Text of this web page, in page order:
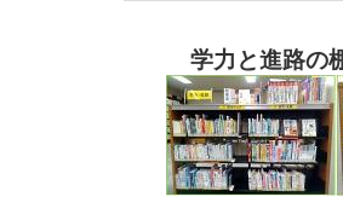
学力と進路の